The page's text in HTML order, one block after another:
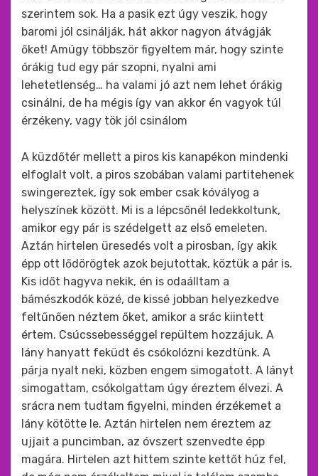
szerintem sok. Ha a pasik ezt úgy veszik, hogy
baromi jól csinálják, hát akkor nagyon átvágják
őket! Amúgy többször figyeltem már, hogy szinte
órákig tud egy pár szopni, nyalni ami
lehetetlenség… ha valami jó azt nem lehet órákig
csinálni, de ha mégis így van akkor én vagyok túl
érzékeny, vagy tök jól csinálom
A küzdőtér mellett a piros kis kanapékon mindenki
elfoglalt volt, a piros szobában valami partitehenek
swingereztek, így sok ember csak kóvályog a
helyszínek között. Mi is a lépcsőnél ledekkoltunk,
amikor egy pár is szédelgett az első emeleten.
Aztán hirtelen üresedés volt a pirosban, így akik
épp ott lődörögtek azok bejutottak, köztük a pár is.
Kis időt hagyva nekik, én is odaálltam a
bámészkodók közé, de kissé jobban helyezkedve
feltűnően néztem őket, amikor a srác kiintett
értem. Csúcssebességgel repültem hozzájuk. A
lány hanyatt feküdt és csókolózni kezdtünk. A
párja nyalt neki, közben engem simogatott. A lányt
simogattam, csókolgattam úgy éreztem élvezi. A
srácra nem tudtam figyelni, minden érzékemet a
lány kötötte le. Aztán hirtelen nem éreztem az
ujjait a puncimban, az óvszert szenvedte épp
magára. Hirtelen azt hittem szinte kettőt húz fel,